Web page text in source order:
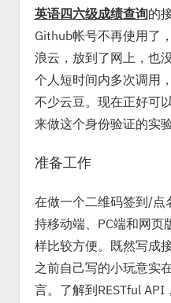
英语四六级成绩查询的
Github帐号不再使用了，
浪云，放到了网上，也
个人短时间内多次调用
不少云豆。现在正好可
来做这个身份验证的实验
准备工作
在做一个二维码签到/点
持移动端、PC端和网页
样比较方便。既然写成
之前自己写的小玩意实
言。了解到RESTful